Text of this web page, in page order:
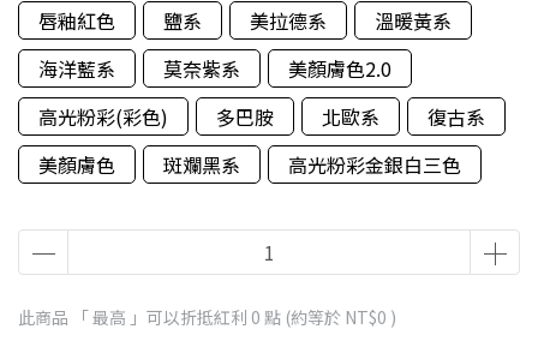
唇釉紅色
鹽系 美拉德系
溫暖黃系
海洋藍系
莫奈紫系
美顏膚色2.0
高光粉彩(彩色)
多巴胺 北歐系
復古系
美顏膚色
斑斕黑系 高光粉彩金銀白三色
此商品 「 最高 」可以折抵紅利 0 點 (約等於 NT$0 )